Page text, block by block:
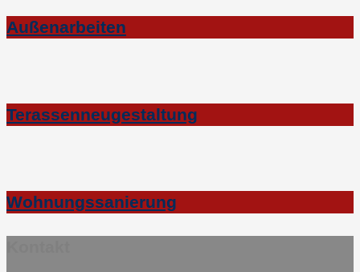
Außenarbeiten
Terassenneugestaltung
Wohnungssanierung